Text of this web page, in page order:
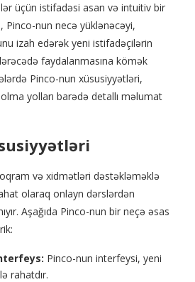
üçün istifadəsi asan və intuitiv bir
Pinco-nun necə yüklənəcəyi,
izah edərək yeni istifadəçilərin
faydalanmasına kömək
Pinco-nun xüsusiyyətləri,
yolları barədə detallı məlumat
və xidmətləri dəstəkləməklə
olaraq onlayn dərslərdən
Aşağıda Pinco-nun bir neçə əsas
Pinco-nun interfeysi, yeni
rahatdır.